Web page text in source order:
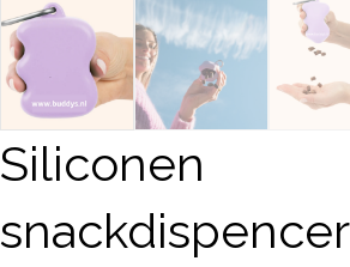
Siliconen
snackdispencer